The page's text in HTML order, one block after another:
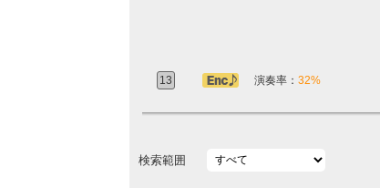
13 アンコール定番
演奏率： 32%
検索範囲